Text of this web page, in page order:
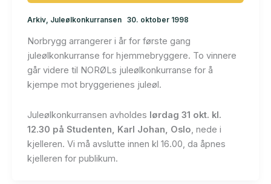
Arkiv, Juleølkonkurransen 30. oktober 1998
Norbrygg arrangerer i år for første gang
juleølkonkurranse for hjemmebryggere. To vinnere
går videre til NORØLs juleølkonkurranse for å
kjempe mot bryggerienes juleøl.
Juleølkonkurransen avholdes lørdag 31 okt. kl.
12.30 på Studenten, Karl Johan, Oslo, nede i
kjelleren. Vi må avslutte innen kl 16.00, da åpnes
kjelleren for publikum.